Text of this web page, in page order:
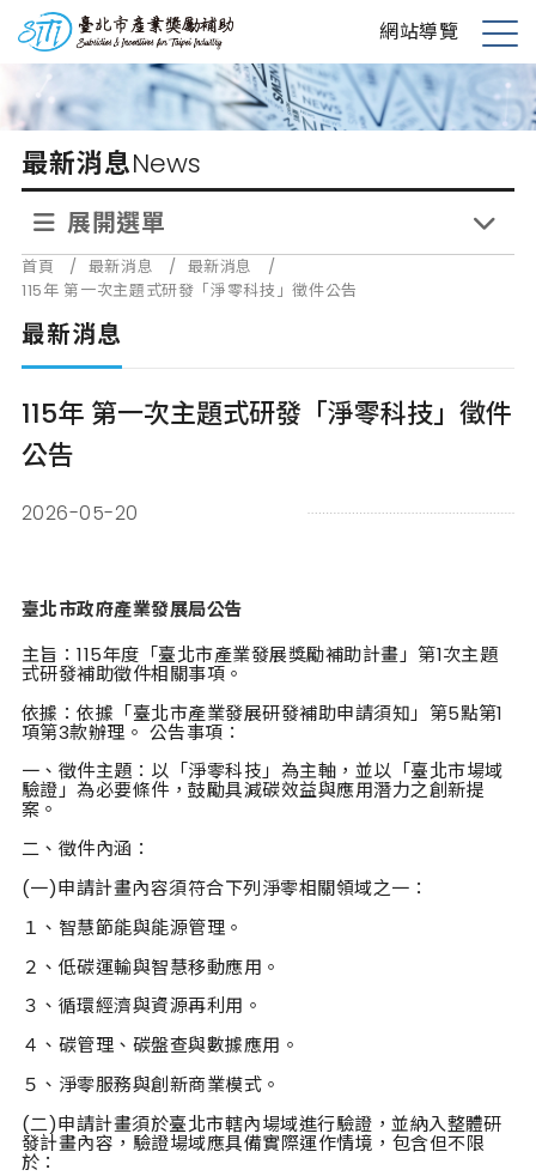
到
要
內
台北市產業獎勵補助 網站導覽
展
開
選
單
最新消息News
展開選單
首頁 / 最新消息 / 最新消息
/
115年 第一次主題式研發「淨零科技」徵件公告
最新消息
115年 第一次主題式研發「淨零科技」徵件
公告
2026-05-20
臺北市政府產業發展局公告
主旨：115年度「臺北市產業發展獎勵補助計畫」第1次主題
式研發補助徵件相關事項。
依據：依據「臺北市產業發展研發補助申請須知」第5點第1
項第3款辦理。 公告事項：
一、徵件主題：以「淨零科技」為主軸，並以「臺北市場域
驗證」為必要條件，鼓勵具減碳效益與應用潛力之創新提
案。
二、徵件內涵：
(一)申請計畫內容須符合下列淨零相關領域之一：
１、智慧節能與能源管理。
２、低碳運輸與智慧移動應用。
３、循環經濟與資源再利用。
４、碳管理、碳盤查與數據應用。
５、淨零服務與創新商業模式。
(二)申請計畫須於臺北市轄內場域進行驗證，並納入整體研
發計畫內容，驗證場域應具備實際運作情境，包含但不限
於：